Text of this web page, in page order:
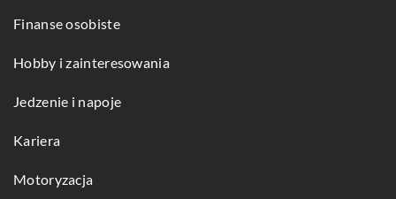
Finanse osobiste
Hobby i zainteresowania
Jedzenie i napoje
Kariera
Motoryzacja